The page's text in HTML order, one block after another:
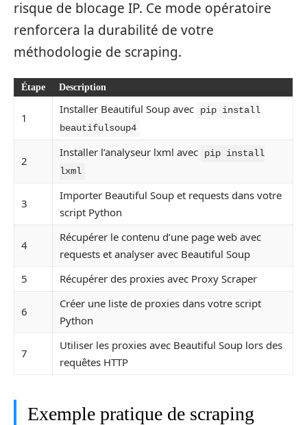
risque de blocage IP. Ce mode opératoire
renforcera la durabilité de votre
méthodologie de scraping.
Étape Description
1
Installer Beautiful Soup avec
pip install
beautifulsoup4
2
Installer l’analyseur lxml avec
pip install
lxml
3
Importer Beautiful Soup et requests dans votre
script Python
4
Récupérer le contenu d’une page web avec
requests et analyser avec Beautiful Soup
5
Récupérer des proxies avec Proxy Scraper
6
Créer une liste de proxies dans votre script
Python
7
Utiliser les proxies avec Beautiful Soup lors des
requêtes HTTP
Exemple pratique de scraping